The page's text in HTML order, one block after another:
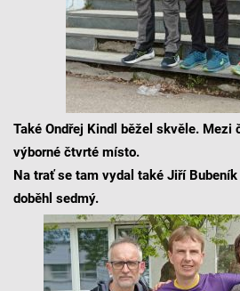
Také Ondřej Kindl běžel skvěle. Mezi
výborné čtvrté místo.
Na trať se tam vydal také Jiří
doběhl sedmý.